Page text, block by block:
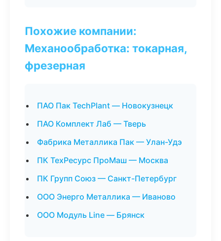
Похожие компании:
Механообработка: токарная,
фрезерная
ПАО Пак TechPlant — Новокузнецк
ПАО Комплект Лаб — Тверь
Фабрика Металлика Пак — Улан-Удэ
ПК ТехРесурс ПроМаш — Москва
ПК Групп Союз — Санкт-Петербург
ООО Энерго Металлика — Иваново
ООО Модуль Line — Брянск